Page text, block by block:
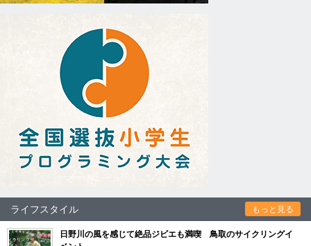
ライフスタイル もっと見る
日野川の風を感じて絶品ジビエも満喫 鳥取のサイクリングイ